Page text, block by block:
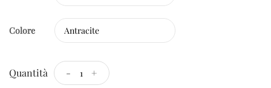
Colore
Quantità - +